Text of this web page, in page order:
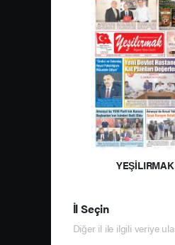
YEŞİLIRMAK
İl Seçin
Diğer il ile ilgili veriye